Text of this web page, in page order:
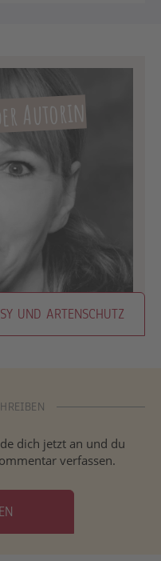
Autorin
UND ARTENSCHUTZ
dich jetzt an und du
verfassen.